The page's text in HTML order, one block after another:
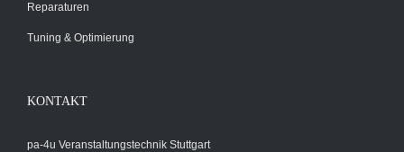
Reparaturen
Tuning & Optimierung
KONTAKT
pa-4u Veranstaltungstechnik Stuttgart